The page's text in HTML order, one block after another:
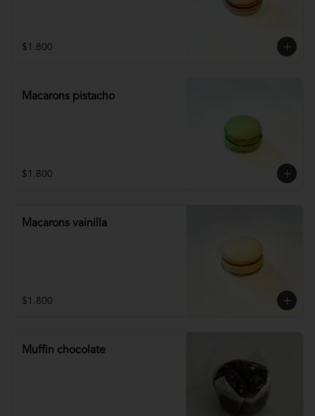
$1.800
Macarons pistacho
$1.800
Macarons vainilla
$1.800
Muffin chocolate